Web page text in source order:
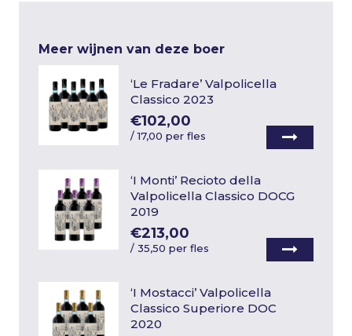
Meer wijnen van deze boer
‘Le Fradare’ Valpolicella
Classico 2023
€102,00
/17,00 per fles
‘I Monti’ Recioto della
Valpolicella Classico DOCG
2019
€213,00
/35,50 per fles
‘I Mostacci’ Valpolicella
Classico Superiore DOC
2020